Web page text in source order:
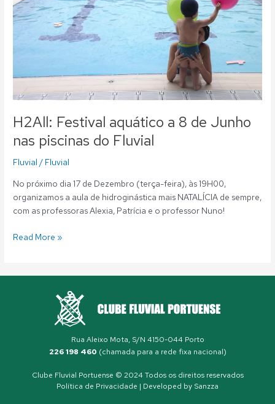
H2All: Festival aquático a 8 de Junho
nas piscinas do Fluvial
Fluvial / Fluvial
No próximo dia 17 de Dezembro (terça-feira), às 19H00,
organizamos a aula de hidroginástica mais NATALÍCIA de sempre,
com as professoras Alexia, Patrícia e o professor Nuno!
nas
piscinas
Read More »
Rua Aleixo Mota, S/N 4150-044 Porto
226 198 460 (chamada para a rede fixa nacional)
Clube Fluvial Portuense © 2024 Todos os direitos reservados
Política de Privacidade | Developed by Sanzza